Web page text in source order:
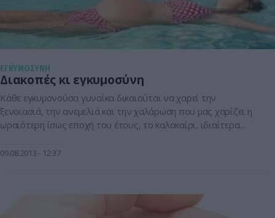
ΕΓΚΥΜΟΣΥΝΗ
Διακοπές κι εγκυμοσύνη
Κάθε εγκυμονούσα γυναίκα δικαιούται να χαρεί την
ξενοιασιά, την ανεμελιά και την χαλάρωση που μας χαρίζει η
ωραιότερη ίσως εποχή του έτους, το καλοκαίρι, ιδιαίτερα
καταγάλανα νερά της και τον ήλιο της. Ομως τα ερωτήματα
09.08.2013 12:37